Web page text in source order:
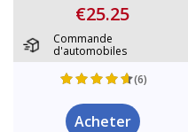
€25.25
Commande
d'automobiles
(6)
Acheter